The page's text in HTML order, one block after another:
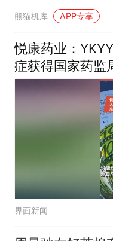
华世间再无张国荣
熊猫机库 APP专享
悦康药业：
症获得国家药监
界面新闻